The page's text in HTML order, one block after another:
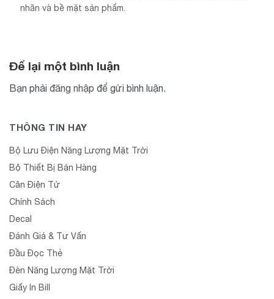
nhãn và bề mặt sản phẩm.
Để lại một bình luận
Bạn phải đăng nhập để gửi bình luận.
THÔNG TIN HAY
Bộ Lưu Điện Năng Lượng Mặt Trời
Bộ Thiết Bị Bán Hàng
Cân Điện Tử
Chính Sách
Decal
Đánh Giá & Tư Vấn
Đầu Đọc Thẻ
Đèn Năng Lượng Mặt Trời
Giấy In Bill